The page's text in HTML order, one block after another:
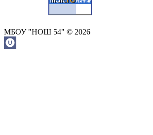
МБОУ "НОШ 54" © 2026